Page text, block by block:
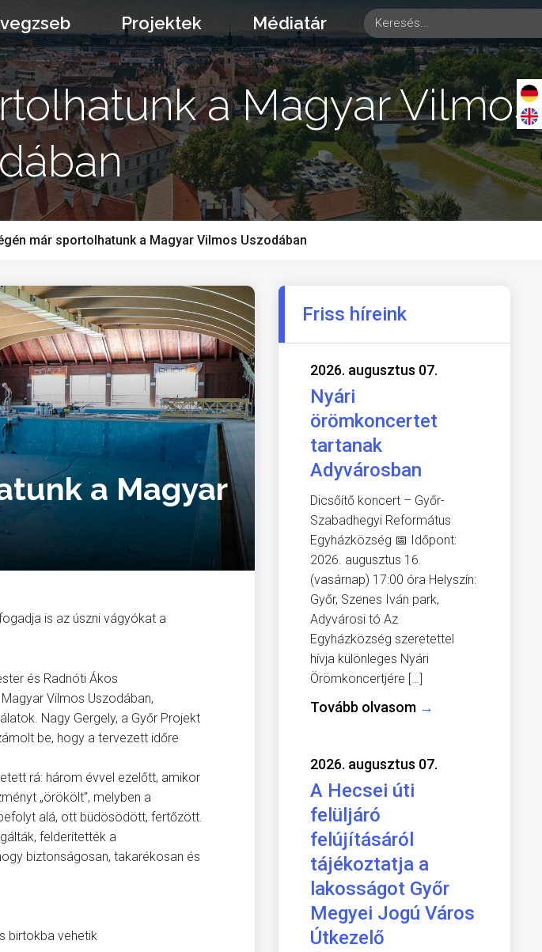
Projektek Médiatár
a Magyar Vilmos
már sportolhatunk a Magyar Vilmos Uszodában
a Magyar
is az úszni vágyókat a
és Radnóti Ákos
Vilmos Uszodában,
Nagy Gergely, a Győr Projekt
be, hogy a tervezett időre
rá: három évvel ezelőtt, amikor
„örökölt”, melyben a
alá, ott büdösödött, fertőzött.
felderítették a
biztonságosan, takarékosan és
birtokba vehetik
Friss híreink
2026. augusztus 07.
Nyári
örömkoncertet
tartanak
Adyvárosban
Dicsőítő koncert – Győr-
Szabadhegyi Református
Egyházközség 📅 Időpont:
2026. augusztus 16.
(vasárnap) 17:00 óra Helyszín:
Győr, Szenes Iván park,
Adyvárosi tó Az
Egyházközség szeretettel
hívja különleges Nyári
Örömkoncertjére […]
Tovább olvasom →
2026. augusztus 07.
A Hecsei úti
felüljáró
felújításáról
tájékoztatja a
lakosságot Győr
Megyei Jogú Város
Útkezelő